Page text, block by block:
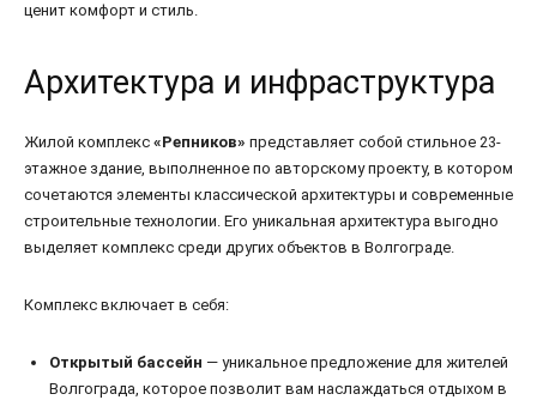
ценит комфорт и стиль.
Архитектура и инфраструктура
Жилой комплекс «Репников» представляет собой стильное 23-
этажное здание, выполненное по авторскому проекту, в котором
сочетаются элементы классической архитектуры и современные
строительные технологии. Его уникальная архитектура выгодно
выделяет комплекс среди других объектов в Волгограде.
Комплекс включает в себя:
Открытый бассейн — уникальное предложение для жителей
Волгограда, которое позволит вам наслаждаться отдыхом в